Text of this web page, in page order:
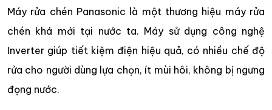
Máy rửa chén Panasonic là một thương hiệu máy rửa
chén khá mới tại nước ta. Máy sử dụng công nghệ
Inverter giúp tiết kiệm điện hiệu quả, có nhiều chế độ
rửa cho người dùng lựa chọn, ít mùi hôi, không bị ngưng
đọng nước.